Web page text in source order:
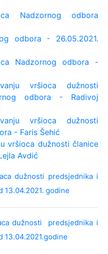
Nadzornog odbora
odbora - 26.05.2021.
Nadzornog odbora -
vršioca dužnosti
odbora - Radivoj
vršioca dužnosti
- Faris Šehić
vršioca dužnosti članice
Avdić
dužnosti predsjednika i
13.04.2021. godine
dužnosti predsjednika i
13.04.2021.godine